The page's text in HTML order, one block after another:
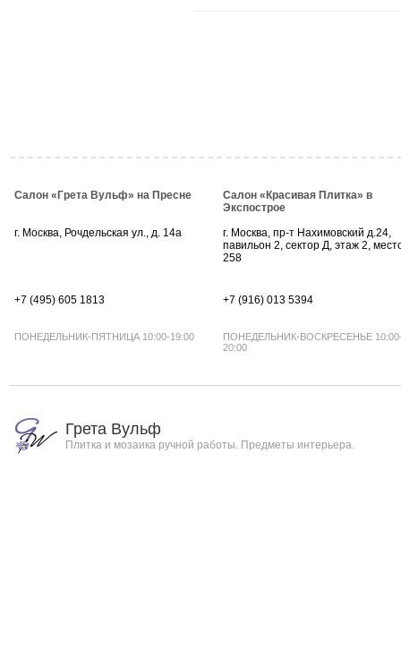
Салон «Грета Вульф» на Пресне
г. Москва, Рочдельская ул., д. 14а
+7 (495) 605 1813
ПОНЕДЕЛЬНИК-ПЯТНИЦА 10:00-19:00
Салон «Красивая Плитка» в
Экспострое
г. Москва, пр-т Нахимовский д.24,
павильон 2, сектор Д, этаж 2,
258
+7 (916) 013 5394
ПОНЕДЕЛЬНИК-ВОСКРЕСЕНЬЕ
20:00
Грета Вульф
Плитка и мозаика ручной работы. Предметы интерьера.